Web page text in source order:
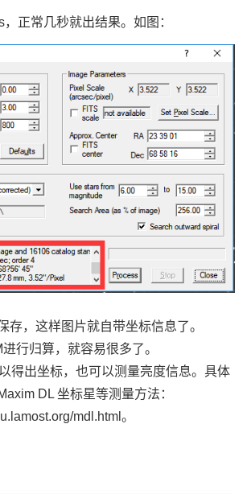
正常几秒就出结果。如图：
存，这样图片就自带坐标信息了。
行归算，就容易很多了。
得出坐标，也可以测量亮度信息。具体
DL 坐标星等测量方法：
mdl.html 。